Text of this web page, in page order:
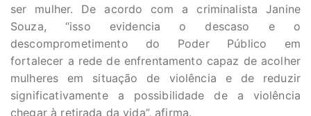
ser mulher. De acordo com a criminalista Janine
Souza, “isso evidencia o descaso e o
descomprometimento do Poder Público em
fortalecer a rede de enfrentamento capaz de acolher
mulheres em situação de violência e de reduzir
significativamente a possibilidade de a violência
chegar à retirada da vida”, afirma.